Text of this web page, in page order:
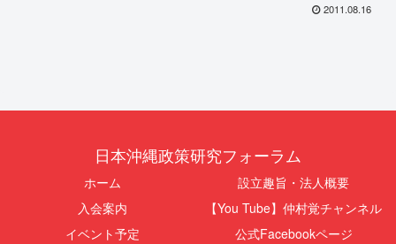
2011.08.16
日本沖縄政策研究フォーラム
ホーム
設立趣旨・法人概要
入会案内
【You Tube】仲村覚チャンネル
イベント予定
公式Facebookページ